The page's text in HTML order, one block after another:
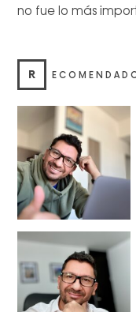
no fue lo más
R